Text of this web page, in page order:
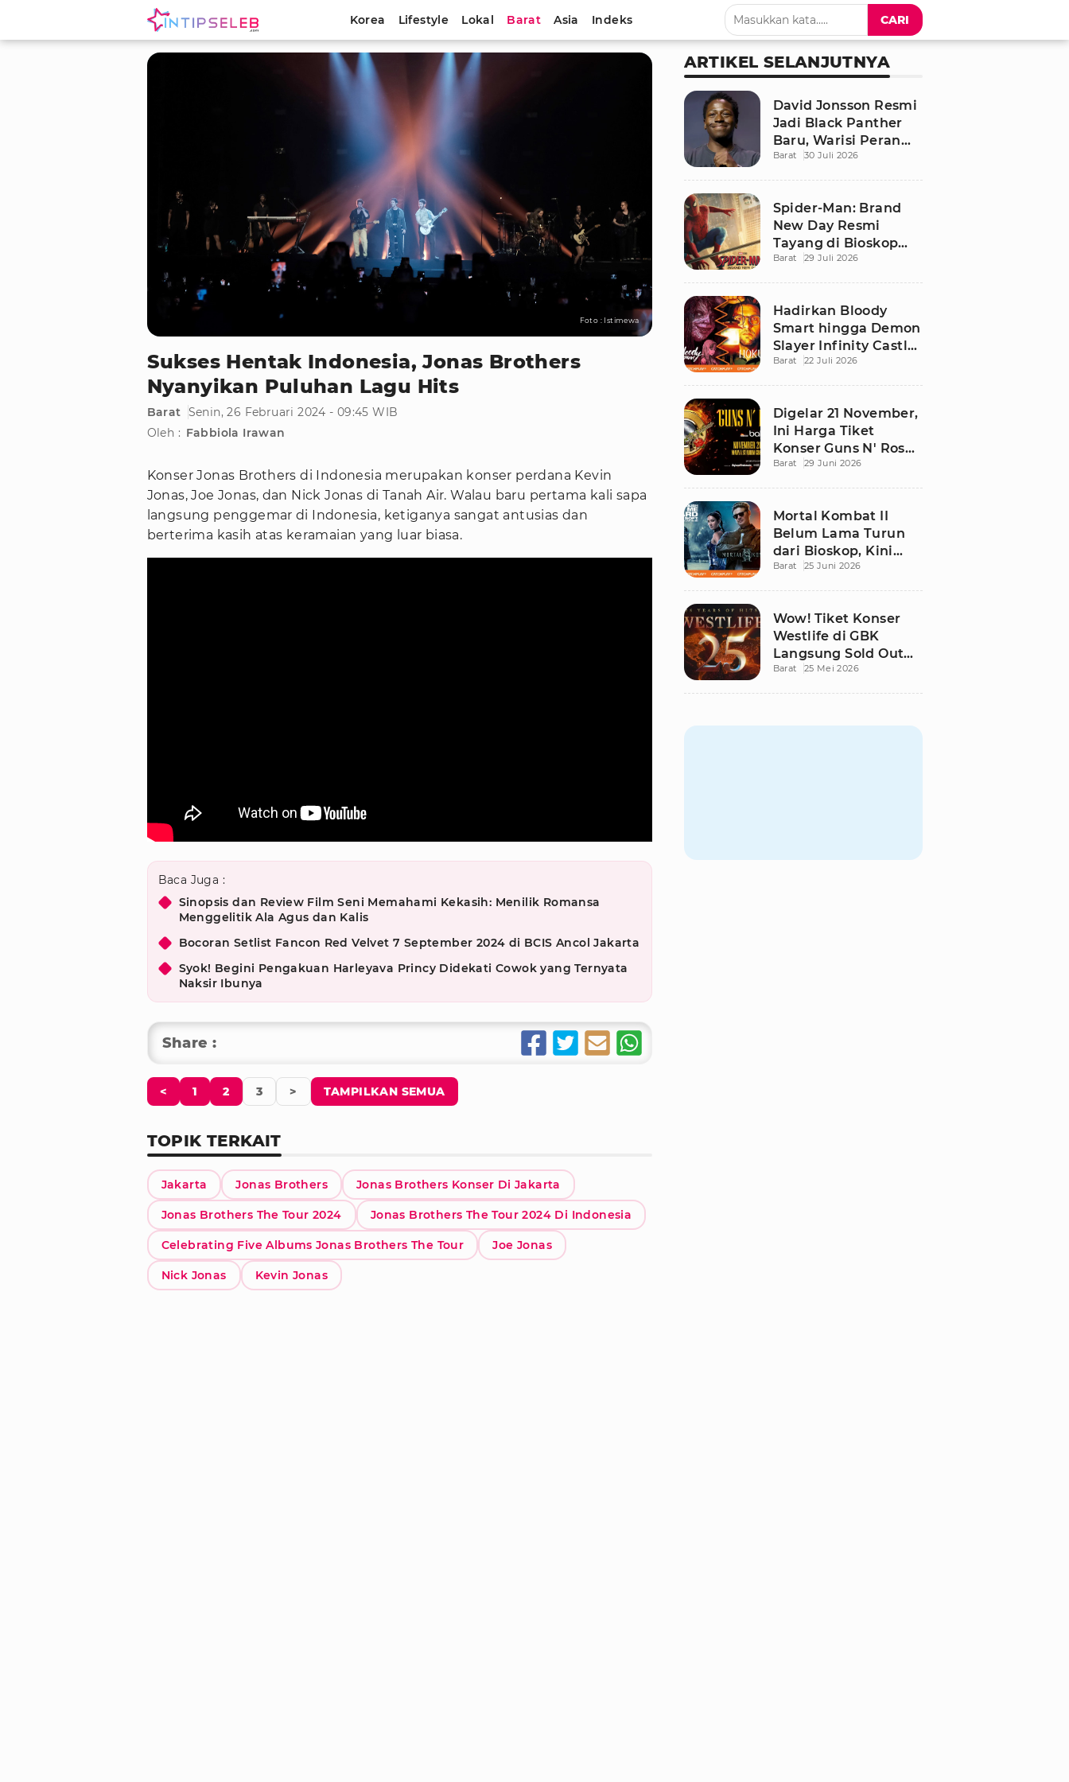
Korea Lifestyle Lokal Barat Asia Indeks CARI
Foto : Istimewa
Sukses Hentak Indonesia, Jonas Brothers
Nyanyikan Puluhan Lagu Hits
Barat Senin, 26 Februari 2024 - 09:45 WIB
Oleh : Fabbiola Irawan
Konser Jonas Brothers di Indonesia merupakan konser perdana Kevin
Jonas, Joe Jonas, dan Nick Jonas di Tanah Air. Walau baru pertama kali sapa
langsung penggemar di Indonesia, ketiganya sangat antusias dan
berterima kasih atas keramaian yang luar biasa.
Baca Juga :
Sinopsis dan Review Film Seni Memahami Kekasih: Menilik Romansa
Menggelitik Ala Agus dan Kalis
Bocoran Setlist Fancon Red Velvet 7 September 2024 di BCIS Ancol Jakarta
Syok! Begini Pengakuan Harleyava Princy Didekati Cowok yang Ternyata
Naksir Ibunya
Share :
< 1 2 3 > TAMPILKAN SEMUA
TOPIK TERKAIT
Jakarta Jonas Brothers Jonas Brothers Konser Di Jakarta
Jonas Brothers The Tour 2024 Jonas Brothers The Tour 2024 Di Indonesia
Celebrating Five Albums Jonas Brothers The Tour Joe Jonas
Nick Jonas Kevin Jonas
ARTIKEL SELANJUTNYA
David Jonsson Resmi
Jadi Black Panther
Baru, Warisi Peran
T'Challa di Black
Barat 30 Juli 2026
Spider-Man: Brand
New Day Resmi
Tayang di Bioskop
Indonesia, Ini
Barat 29 Juli 2026
Hadirkan Bloody
Smart hingga Demon
Slayer Infinity Castle,
Ini Daftar Tontonan
Barat 22 Juli 2026
Digelar 21 November,
Ini Harga Tiket
Konser Guns N' Roses
di Stadion Madya
Barat 29 Juni 2026
Mortal Kombat II
Belum Lama Turun
dari Bioskop, Kini
Sudah Bisa Ditonton
Barat 25 Juni 2026
Wow! Tiket Konser
Westlife di GBK
Langsung Sold Out
Kurang dari 12 Jam
Barat 25 Mei 2026